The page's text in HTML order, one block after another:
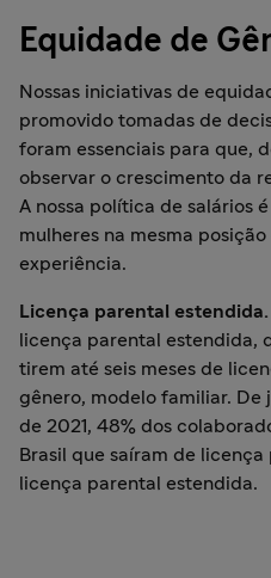
Equidade de
Nossas iniciativas de
promovido tomadas de
foram essenciais para que,
observar o crescimento da
A nossa política de salários
mulheres na mesma
experiência.
Licença parental estendida.
licença parental estendida,
tirem até seis meses de
gênero, modelo familiar.
de 2021, 48% dos
Brasil que saíram de
licença parental estendida.